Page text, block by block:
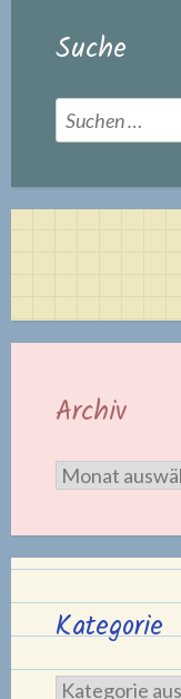
Suche
Suchen
nach:
Archiv
Archiv
Kategorie
Kategorie